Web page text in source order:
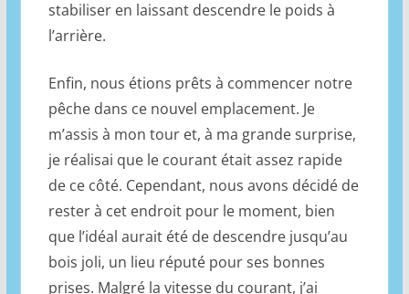
stabiliser en laissant descendre le poids à
l’arrière.
Enfin, nous étions prêts à commencer notre
pêche dans ce nouvel emplacement. Je
m’assis à mon tour et, à ma grande surprise,
je réalisai que le courant était assez rapide
de ce côté. Cependant, nous avons décidé de
rester à cet endroit pour le moment, bien
que l’idéal aurait été de descendre jusqu’au
bois joli, un lieu réputé pour ses bonnes
prises. Malgré la vitesse du courant, j’ai